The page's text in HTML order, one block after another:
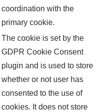
coordination with the
primary cookie.
The cookie is set by the
GDPR Cookie Consent
plugin and is used to store
whether or not user has
consented to the use of
cookies. It does not store